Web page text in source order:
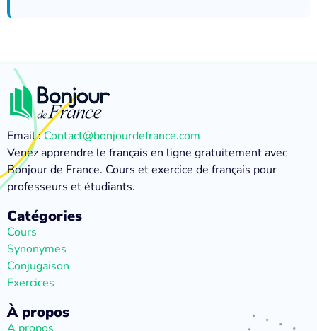
Email :Contact@bonjourdefrance.com
Venez apprendre le français en ligne gratuitement avec
Bonjour de France. Cours et exercice de français pour
professeurs et étudiants.
Catégories
Cours
Synonymes
Conjugaison
Exercices
À propos